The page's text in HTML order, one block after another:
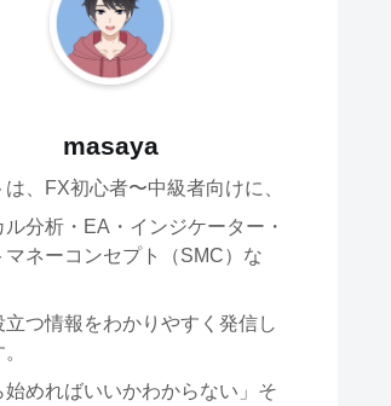
masaya
、FX初心者〜中級者向けに、
ル分析・EA・インジケーター・
マネーコンセプト（SMC）な
立つ情報をわかりやすく発信し
始めればいいかわからない」そ